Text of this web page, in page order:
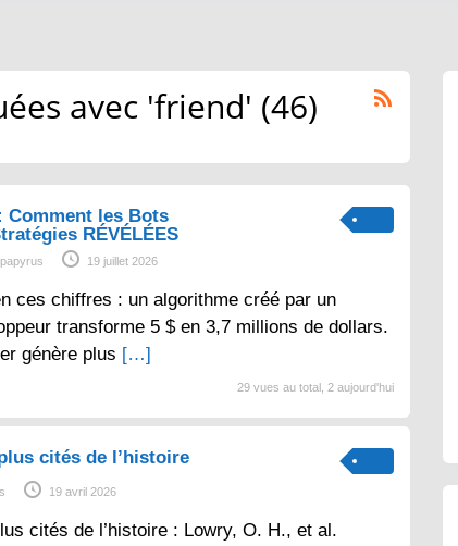
avec 'friend' (46)
Comment les Bots
RÉVÉLÉES
papyrus 19 juillet 2026
ces chiffres : un algorithme créé par un
transforme 5 $ en 3,7 millions de dollars.
génère plus […]
29 vues au total, 2 aujourd'hui
cités de l’histoire
19 avril 2026
cités de l’histoire : Lowry, O. H., et al.